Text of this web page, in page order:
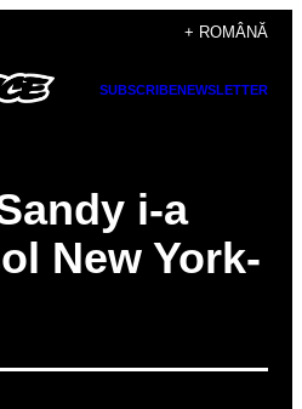
+ ROMÂNĂ
SUBSCRIBENEWSLETTER
i-a
New York-